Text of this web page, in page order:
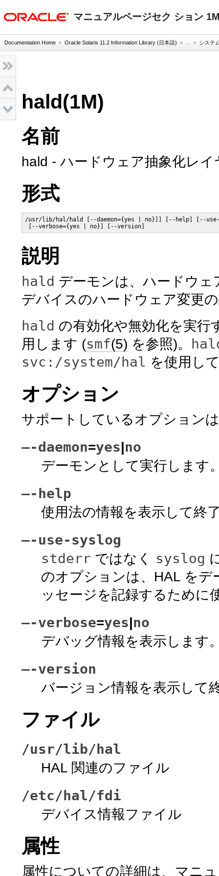
マニュアルページセク ション
Documentation Home » Oracle Solaris 11.2 Information Library (日本語) » ... » システ
hald(1M)
名前
hald - ハードウェア抽象化レ
形式
/usr/lib/hal/hald [--daemon={yes | no}]] [--help] [--
[--verbose={yes | no}] [--version]
説明
hald デーモンは、ハードウェ
デバイスのハードウェア変更
hald の有効化や無効化を実行
用します (smf(5) を参照)。
svc:/system/hal を使用し
オプション
サポートしているオプション
–-daemon=yes|no
デーモンとして実行します
–-help
使用法の情報を表示して終
–-use-syslog
stderr ではなく syslog
のオプションは、HAL を
ッセージを記録するために
–-verbose=yes|no
デバッグ情報を表示します
–-version
バージョン情報を表示して
ファイル
/usr/lib/hal
HAL 関連のファイル
/etc/hal/fdi
デバイス情報ファイル
属性
属性についての詳細は、マニ